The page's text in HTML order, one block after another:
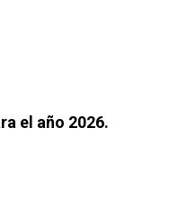
el año 2026.